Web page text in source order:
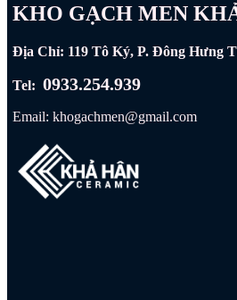
KHO GẠCH MEN
Địa Chỉ: 119 Tô Ký, P. Đông Hưng
Tel:0933.254.939
Email: khogachmen@gmail.com